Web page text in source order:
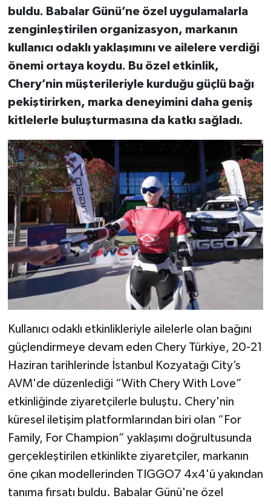
buldu. Babalar Günü’ne özel uygulamalarla
zenginleştirilen organizasyon, markanın
kullanıcı odaklı yaklaşımını ve ailelere verdiği
önemi ortaya koydu. Bu özel etkinlik,
Chery’nin müşterileriyle kurduğu güçlü bağı
pekiştirirken, marka deneyimini daha geniş
kitlelerle buluşturmasına da katkı sağladı.
Kullanıcı odaklı etkinlikleriyle ailelerle olan bağını
güçlendirmeye devam eden Chery Türkiye, 20-21
Haziran tarihlerinde İstanbul Kozyatağı City’s
AVM'de düzenlediği “With Chery With Love”
etkinliğinde ziyaretçilerle buluştu. Chery'nin
küresel iletişim platformlarından biri olan “For
Family, For Champion” yaklaşımı doğrultusunda
gerçekleştirilen etkinlikte ziyaretçiler, markanın
öne çıkan modellerinden TIGGO7 4x4'ü yakından
tanıma fırsatı buldu. Babalar Günü'ne özel